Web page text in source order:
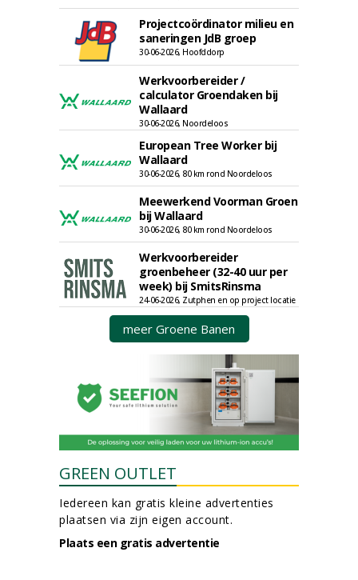
Projectcoördinator milieu en
saneringen JdB groep
30-06-2026, Hoofddorp
Werkvoorbereider /
calculator Groendaken bij
Wallaard
30-06-2026, Noordeloos
European Tree Worker bij
Wallaard
30-06-2026, 80 km rond Noordeloos
Meewerkend Voorman Groen
bij Wallaard
30-06-2026, 80 km rond Noordeloos
Werkvoorbereider
groenbeheer (32-40 uur per
week) bij SmitsRinsma
24-06-2026, Zutphen en op project locatie
meer Groene Banen
GREEN OUTLET
Iedereen kan gratis kleine advertenties
plaatsen via zijn eigen account.
Plaats een gratis advertentie